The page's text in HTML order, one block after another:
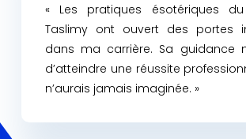
« Les pratiques ésotériques
Taslimy ont ouvert des portes
dans ma carrière. Sa guidance
d’atteindre une réussite
n’aurais jamais imaginée. »